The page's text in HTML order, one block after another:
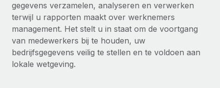
Lever en track wereldwijd IT-middelen
Entiteiten oprichten
Stel snel compliant entiteiten op
Mobiliteit en overplaatsing
Meer informatie
De strategische samenwerking tussen
Reverse Tech en Remote voor zzp- en payroll-
beheer
EOR en PEO
Contractor Management
Belastingen
Naar de blog
gegevens verzamelen, analyseren en verwerken
terwijl u rapporten maakt over werknemers
management. Het stelt u in staat om de voortgang
van medewerkers bij te houden, uw
bedrijfsgegevens veilig te stellen en te voldoen aan
lokale wetgeving.